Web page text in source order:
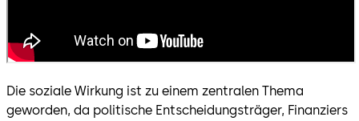
Die soziale Wirkung ist zu einem zentralen Thema
geworden, da politische Entscheidungsträger, Finanziers